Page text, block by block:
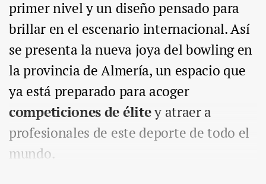
primer nivel y un diseño pensado para
brillar en el escenario internacional. Así
se presenta la nueva joya del bowling en
la provincia de Almería, un espacio que
ya está preparado para acoger
competiciones de élitey atraer a
profesionales de este deporte de todo el
mundo.